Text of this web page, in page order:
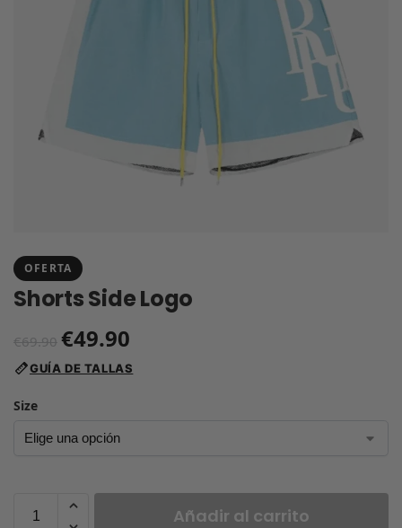
OFERTA
Shorts Side Logo
€69.90 €49.90
GUÍA DE TALLAS
Size
Añadir al carrito